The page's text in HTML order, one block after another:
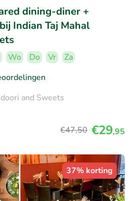
dining-diner +
Indian Taj Mahal
Wo Do Vr
Za
and Sweets
€47,50 €29,95
37% korting